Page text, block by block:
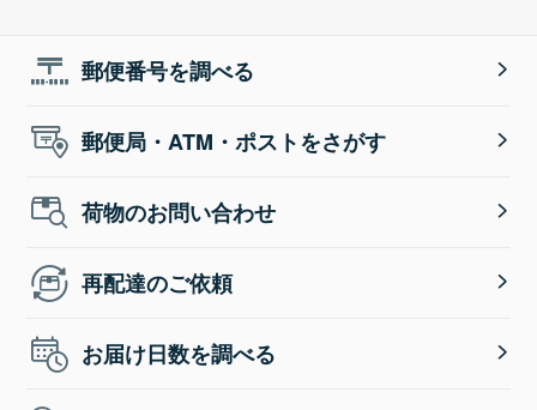
郵便番号を調べる
郵便局・ATM・ポストをさがす
荷物のお問い合わせ
再配達のご依頼
お届け日数を調べる